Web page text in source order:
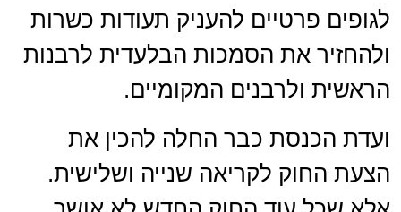
לגופים פרטיים להעניק תעודות כשרות
ולהחזיר את הסמכות הבלעדית לרבנות
הראשית ולרבנים המקומיים.
ועדת הכנסת כבר החלה להכין את
הצעת החוק לקריאה שנייה ושלישית.